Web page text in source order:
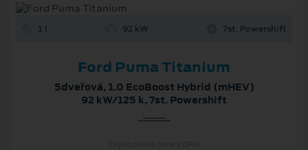
1 l 92 kW 7st. Powershift
Ford Puma Titanium
5dveřová, 1.0 EcoBoost Hybrid (mHEV)
92 kW/125 k, 7st. Powershift